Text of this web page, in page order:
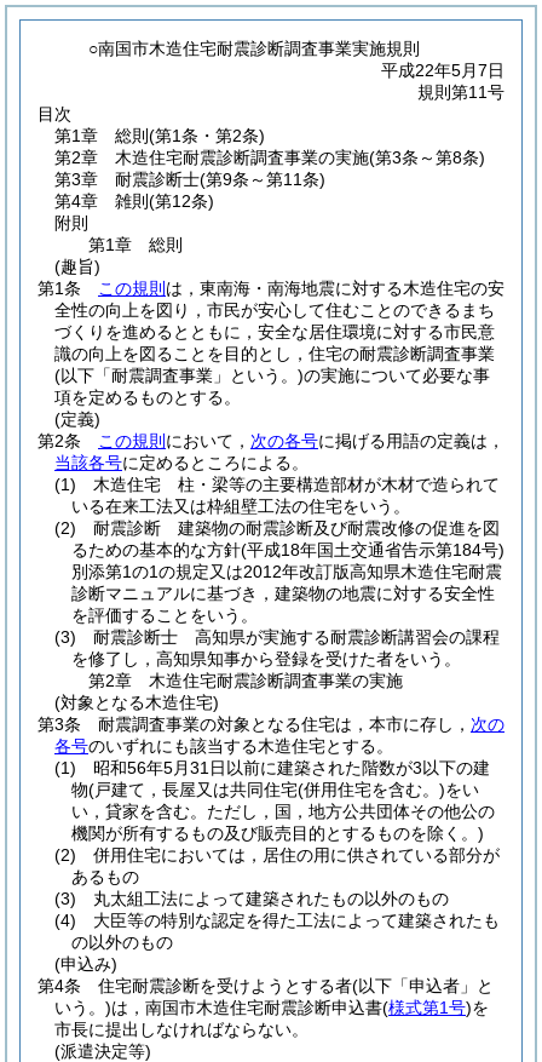
○南国市木造住宅耐震診断調査事業実施規則
平成22年5月7日
規則第11号
目次
第1章
総則 (第1条・第2条)
第2章
木造住宅耐震診断調査事業の実施(第3条～第8条)
第3章
耐震診断士(第9条～第11条)
第4章
雑則 (第12条)
附則
第1章
総則
(趣旨)
第1条
この規則 は，東南海・南海地震に対する木造住宅の安
全性の向上を図り，市民が安心して住むことのできるまち
づくりを進めるとともに，安全な居住環境に対する市民意
識の向上を図ることを目的とし，住宅の耐震診断調査事業
(以下「耐震調査事業」という。)の実施について必要な事
項を定めるものとする。
(定義)
第2条
この規則 において， 次の各号に掲げる用語の定義は，
当該各号に定めるところによる。
(1)
木造住宅 柱・梁等の主要構造部材が木材で造られて
いる在来工法又は枠組壁工法の住宅をいう。
(2)
耐震診断 建築物の耐震診断及び耐震改修の促進を図
るための基本的な方針(平成18年国土交通省告示第184号)
別添第1の1の規定又は2012年改訂版高知県木造住宅耐震
診断マニュアルに基づき，建築物の地震に対する安全性
を評価することをいう。
(3)
耐震診断士 高知県が実施する耐震診断講習会の課程
を修了し，高知県知事から登録を受けた者をいう。
第2章
木造住宅耐震診断調査事業の実施
(対象となる木造住宅)
第3条
耐震調査事業の対象となる住宅は，本市に存し， 次の
各号のいずれにも該当する木造住宅とする。
(1)
昭和56年5月31日以前に建築された階数が3以下の建
物(戸建て，長屋又は共同住宅(併用住宅を含む。)をい
い，貸家を含む。ただし，国，地方公共団体その他公の
機関が所有するもの及び販売目的とするものを除く。)
(2)
併用住宅においては，居住の用に供されている部分が
あるもの
(3)
丸太組工法によって建築されたもの以外のもの
(4)
大臣等の特別な認定を得た工法によって建築されたも
の以外のもの
(申込み)
第4条
住宅耐震診断を受けようとする者(以下「申込者」と
いう。)は，南国市木造住宅耐震診断申込書(様式第1号)を
市長に提出しなければならない。
(派遣決定等)